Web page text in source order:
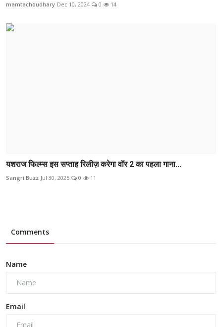
mamtachoudhary Dec 10, 2024 0 14
यशराज फिल्म्स इस सप्ताह रिलीज़ करेगा वॉर 2 का पहला गाना...
Sangri Buzz Jul 30, 2025 0 11
Comments
Name
Email